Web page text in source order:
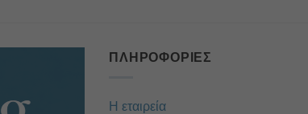
ΠΛΗΡΟΦΟΡΊΕΣ
Η εταιρεία